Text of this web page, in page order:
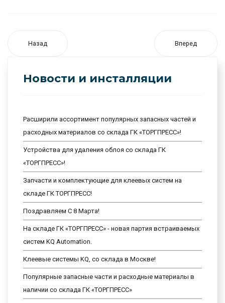
Назад Вперед
Новости и инсталляции
Расширили ассортимент популярных запасных частей и
расходных материалов со склада ГК «ТОРГПРЕСС»!
Устройства для удаления облоя со склада ГК
«ТОРГПРЕСС»!
Запчасти и комплектующие для клеевых систем на
складе ГК ТОРГПРЕСС!
Поздравляем С 8 Марта!
На складе ГК «ТОРГПРЕСС» - новая партия встраиваемых
систем KQ Automation.
Клеевые системы KQ, со склада в Москве!
Популярные запасные части и расходные материалы в
наличии со склада ГК «ТОРГПРЕСС»